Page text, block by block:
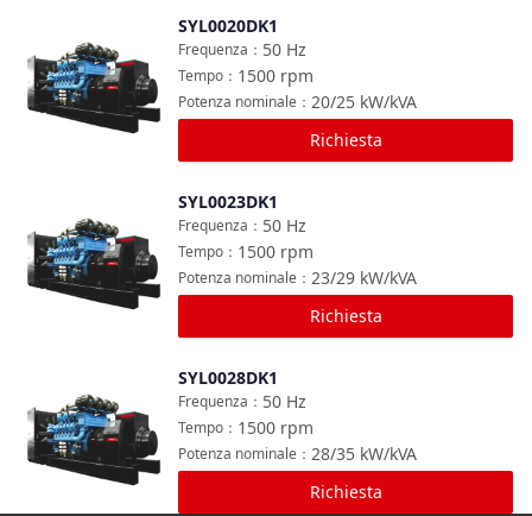
SYL0020DK1
50 Hz
Frequenza ：
1500 rpm
Tempo ：
20/25 kW/kVA
Potenza nominale ：
Richiesta
SYL0023DK1
50 Hz
Frequenza ：
1500 rpm
Tempo ：
23/29 kW/kVA
Potenza nominale ：
Richiesta
SYL0028DK1
50 Hz
Frequenza ：
1500 rpm
Tempo ：
28/35 kW/kVA
Potenza nominale ：
Richiesta